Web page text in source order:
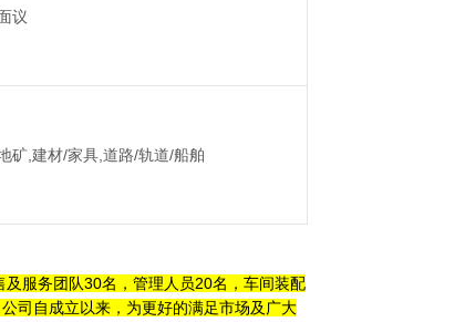
议
矿,建材/家具,道路/轨道/船舶
及服务团队30名 ，管理人员20名，车间装配
公司自成立以来，为更好的满足市场及广大